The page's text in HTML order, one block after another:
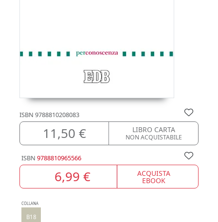
ISBN 9788810208083
11,50 € LIBRO CARTA
NON ACQUISTABILE
ISBN 9788810965566
6,99 € ACQUISTA
EBOOK
COLLANA
B18